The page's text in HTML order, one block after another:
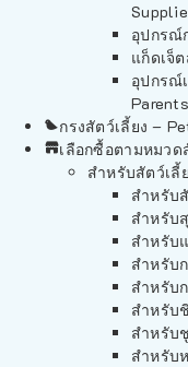
อุปกรณ์
แก็ดเจ็
อุปกรณ์
Parents
กรงสัตว์เลี้ยง –
เลือกซื้อตามหมวด
สำหรับสัตว์เลี้
สำหรับ
สำหรับ
สำหรับ
สำหรับ
สำหรับ
สำหรับ
สำหรับ
สำหรับ